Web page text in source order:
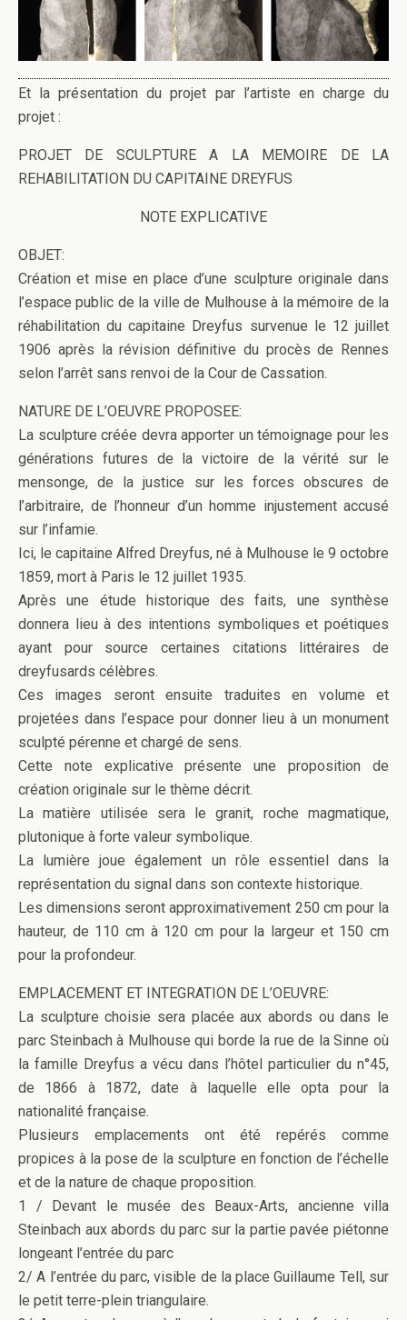
Et la présentation du projet par l’artiste en charge du
projet :
PROJET DE SCULPTURE A LA MEMOIRE DE LA
REHABILITATION DU CAPITAINE DREYFUS
NOTE EXPLICATIVE
OBJET:
Création et mise en place d’une sculpture originale dans
l’espace public de la ville de Mulhouse à la mémoire de la
réhabilitation du capitaine Dreyfus survenue le 12 juillet
1906 après la révision définitive du procès de Rennes
selon l’arrêt sans renvoi de la Cour de Cassation.
NATURE DE L’OEUVRE PROPOSEE:
La sculpture créée devra apporter un témoignage pour les
générations futures de la victoire de la vérité sur le
mensonge, de la justice sur les forces obscures de
l’arbitraire, de l’honneur d’un homme injustement accusé
sur l’infamie.
Ici, le capitaine Alfred Dreyfus, né à Mulhouse le 9 octobre
1859, mort à Paris le 12 juillet 1935.
Après une étude historique des faits, une synthèse
donnera lieu à des intentions symboliques et poétiques
ayant pour source certaines citations littéraires de
dreyfusards célèbres.
Ces images seront ensuite traduites en volume et
projetées dans l’espace pour donner lieu à un monument
sculpté pérenne et chargé de sens.
Cette note explicative présente une proposition de
création originale sur le thème décrit.
La matière utilisée sera le granit, roche magmatique,
plutonique à forte valeur symbolique.
La lumière joue également un rôle essentiel dans la
représentation du signal dans son contexte historique.
Les dimensions seront approximativement 250 cm pour la
hauteur, de 110 cm à 120 cm pour la largeur et 150 cm
pour la profondeur.
EMPLACEMENT ET INTEGRATION DE L’OEUVRE:
La sculpture choisie sera placée aux abords ou dans le
parc Steinbach à Mulhouse qui borde la rue de la Sinne où
la famille Dreyfus a vécu dans l’hôtel particulier du n°45,
de 1866 à 1872, date à laquelle elle opta pour la
nationalité française.
Plusieurs emplacements ont été repérés comme
propices à la pose de la sculpture en fonction de l’échelle
et de la nature de chaque proposition.
1 / Devant le musée des Beaux-Arts, ancienne villa
Steinbach aux abords du parc sur la partie pavée piétonne
longeant l’entrée du parc
2/ A l’entrée du parc, visible de la place Guillaume Tell, sur
le petit terre-plein triangulaire.